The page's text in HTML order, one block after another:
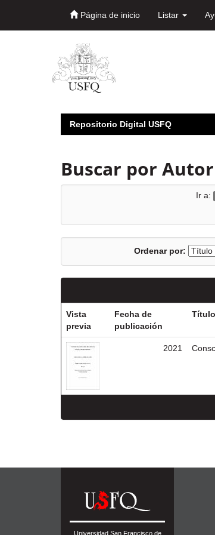
Página de inicio Listar
Repositorio Digital USFQ
Buscar por
Ir a:
Ordenar por:
Vista
previa
Fecha de
publicación
Título
2021
Universidad San Francisco de